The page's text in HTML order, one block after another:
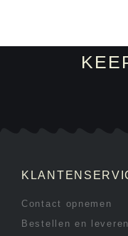
Contact opnemen
Bestellen en leveren